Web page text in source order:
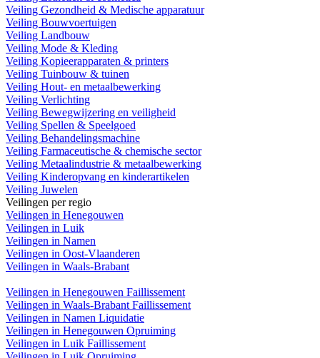
Veiling Gezondheid & Medische apparatuur
Veiling Bouwvoertuigen
Veiling Landbouw
Veiling Mode & Kleding
Veiling Kopieerapparaten & printers
Veiling Tuinbouw & tuinen
Veiling Hout- en metaalbewerking
Veiling Verlichting
Veiling Bewegwijzering en veiligheid
Veiling Spellen & Speelgoed
Veiling Behandelingsmachine
Veiling Farmaceutische & chemische sector
Veiling Metaalindustrie & metaalbewerking
Veiling Kinderopvang en kinderartikelen
Veiling Juwelen
Veilingen per regio
Veilingen in Henegouwen
Veilingen in Luik
Veilingen in Namen
Veilingen in Oost-Vlaanderen
Veilingen in Waals-Brabant
Veilingen in Henegouwen Faillissement
Veilingen in Waals-Brabant Faillissement
Veilingen in Namen Liquidatie
Veilingen in Henegouwen Opruiming
Veilingen in Luik Faillissement